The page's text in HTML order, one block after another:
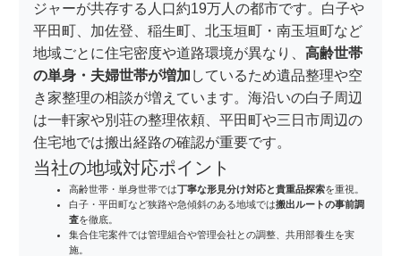
ジャーが共存する人口約19万人の都市です。白子や
平田町、加佐登、稲生町、北玉垣町・南玉垣町など
地域ごとに住宅密度や道路環境が異なり、 高齢世帯
の単身・夫婦世帯が増加 しているため遺品整理や空
き家整理の相談が増えています。海沿いの白子周辺
は一軒家や別荘の整理依頼、平田町や三日市周辺の
住宅地では搬出経路の確認が重要です。
当社の地域対応ポイント
高齢世帯・単身世帯では丁寧な形見分け対応と貴重品探索を重視。
白子・平田町など狭路や急傾斜のある地域では搬出ルートの事前調
査を徹底。
集合住宅案件では管理組合や管理会社との調整、共用部養生を実
施。